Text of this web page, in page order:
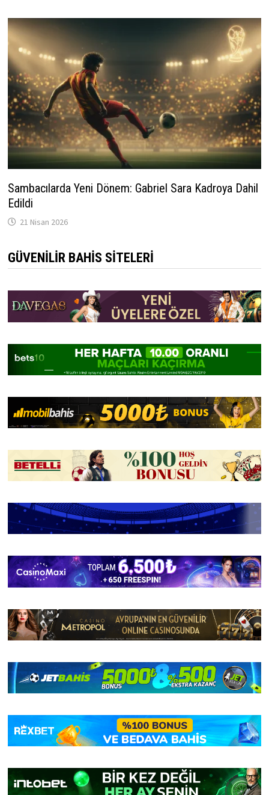
Sambacılarda Yeni Dönem: Gabriel Sara Kadroya Dahil
Edildi
21 Nisan 2026
GÜVENILIR BAHIS SITELERI